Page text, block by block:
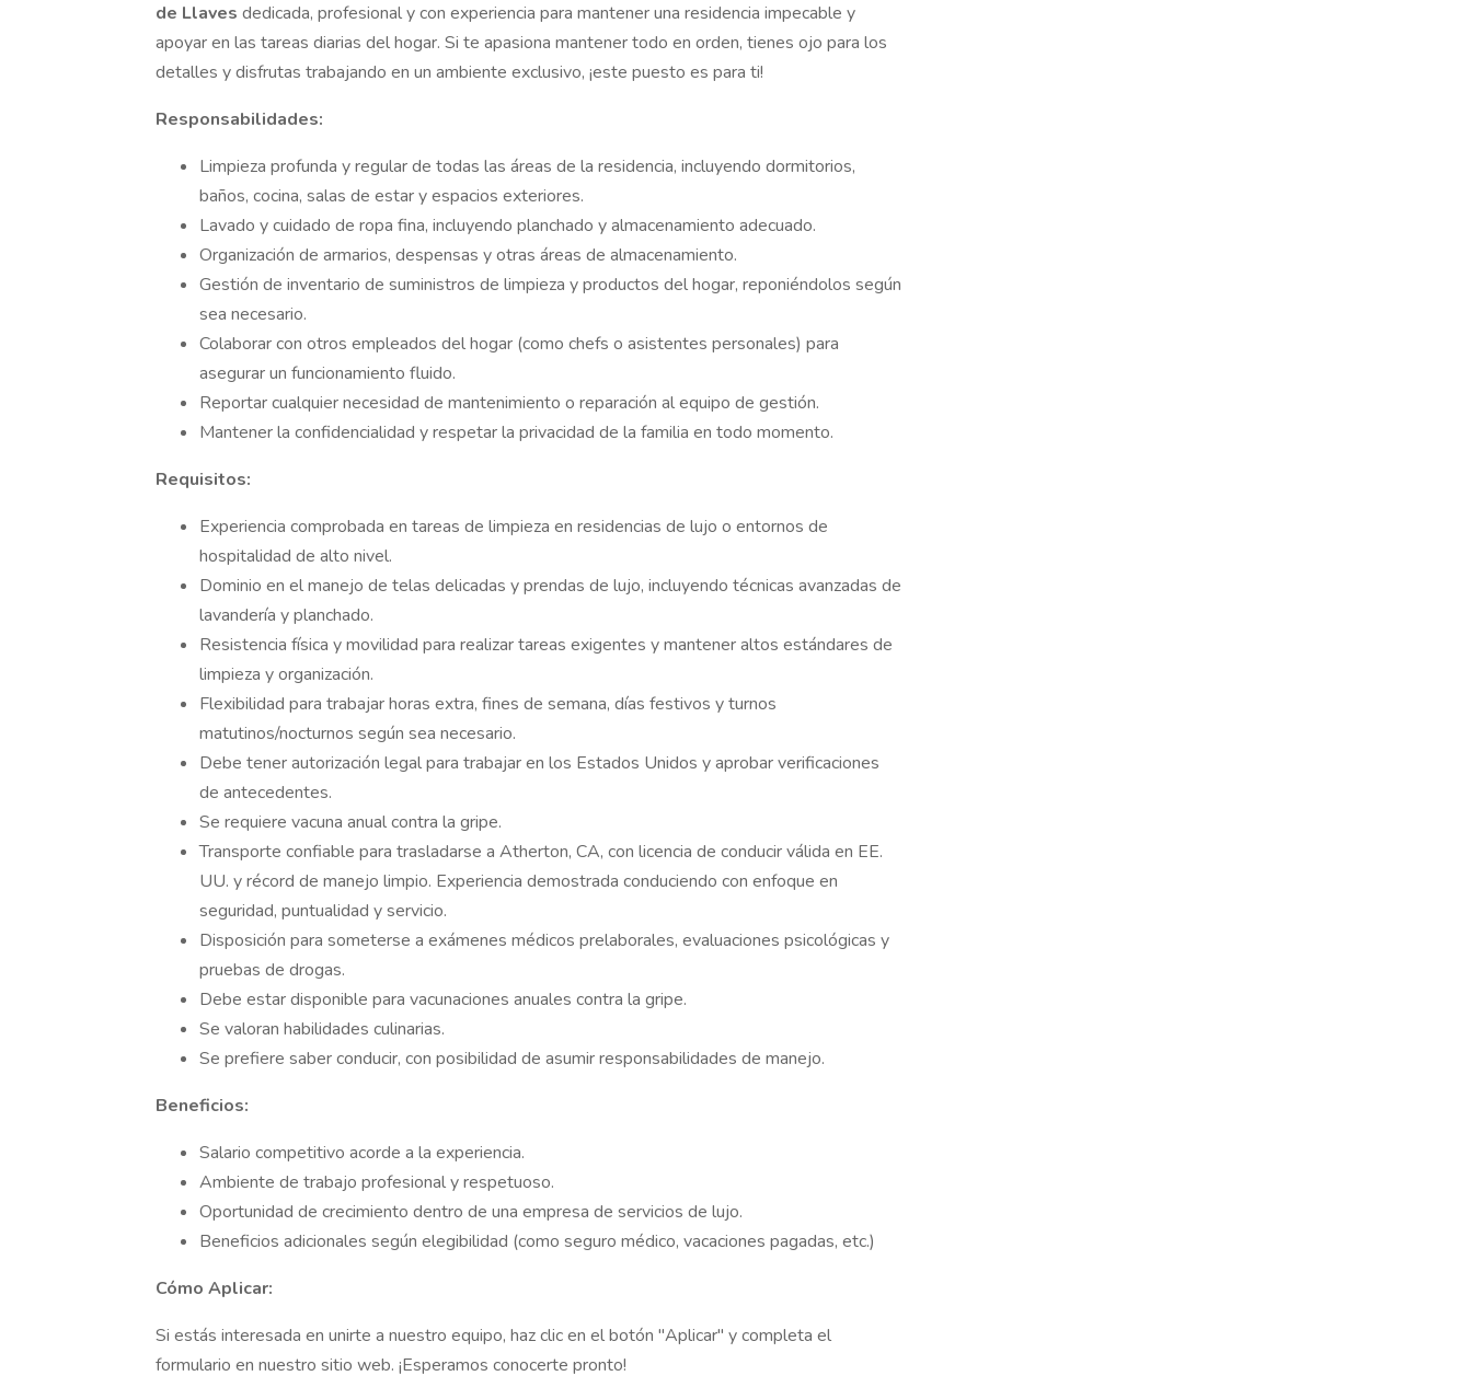
de Llaves dedicada, profesional y con experiencia para mantener una residencia impecable y
apoyar en las tareas diarias del hogar. Si te apasiona mantener todo en orden, tienes ojo para los
detalles y disfrutas trabajando en un ambiente exclusivo, ¡este puesto es para ti!
Responsabilidades:
Limpieza profunda y regular de todas las áreas de la residencia, incluyendo dormitorios,
baños, cocina, salas de estar y espacios exteriores.
Lavado y cuidado de ropa fina, incluyendo planchado y almacenamiento adecuado.
Organización de armarios, despensas y otras áreas de almacenamiento.
Gestión de inventario de suministros de limpieza y productos del hogar, reponiéndolos según
sea necesario.
Colaborar con otros empleados del hogar (como chefs o asistentes personales) para
asegurar un funcionamiento fluido.
Reportar cualquier necesidad de mantenimiento o reparación al equipo de gestión.
Mantener la confidencialidad y respetar la privacidad de la familia en todo momento.
Requisitos:
Experiencia comprobada en tareas de limpieza en residencias de lujo o entornos de
hospitalidad de alto nivel.
Dominio en el manejo de telas delicadas y prendas de lujo, incluyendo técnicas avanzadas de
lavandería y planchado.
Resistencia física y movilidad para realizar tareas exigentes y mantener altos estándares de
limpieza y organización.
Flexibilidad para trabajar horas extra, fines de semana, días festivos y turnos
matutinos/nocturnos según sea necesario.
Debe tener autorización legal para trabajar en los Estados Unidos y aprobar verificaciones
de antecedentes.
Se requiere vacuna anual contra la gripe.
Transporte confiable para trasladarse a Atherton, CA, con licencia de conducir válida en EE.
UU. y récord de manejo limpio. Experiencia demostrada conduciendo con enfoque en
seguridad, puntualidad y servicio.
Disposición para someterse a exámenes médicos prelaborales, evaluaciones psicológicas y
pruebas de drogas.
Debe estar disponible para vacunaciones anuales contra la gripe.
Se valoran habilidades culinarias.
Se prefiere saber conducir, con posibilidad de asumir responsabilidades de manejo.
Beneficios:
Salario competitivo acorde a la experiencia.
Ambiente de trabajo profesional y respetuoso.
Oportunidad de crecimiento dentro de una empresa de servicios de lujo.
Beneficios adicionales según elegibilidad (como seguro médico, vacaciones pagadas, etc.)
Cómo Aplicar:
Si estás interesada en unirte a nuestro equipo, haz clic en el botón "Aplicar" y completa el
formulario en nuestro sitio web. ¡Esperamos conocerte pronto!